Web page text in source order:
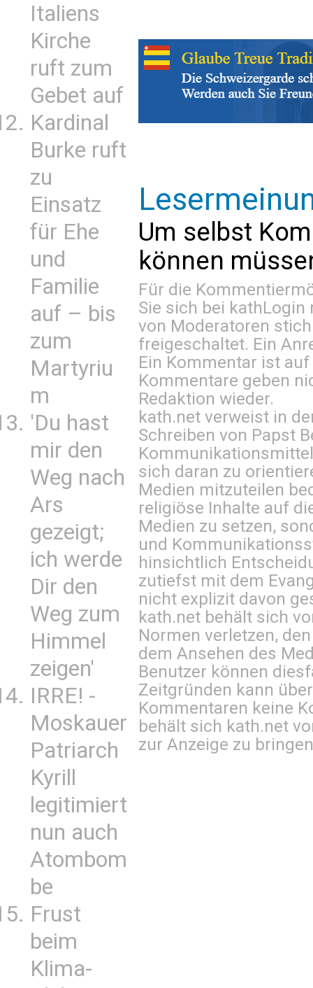
Italiens
Kirche
ruft zum
Gebet auf
Kardinal
Burke ruft
zu
Einsatz
für Ehe
und
Familie
auf – bis
zum
Martyriu
m
'Du hast
mir den
Weg nach
Ars
gezeigt;
ich werde
Dir den
Weg zum
Himmel
zeigen'
IRRE! -
Moskauer
Patriarch
Kyrill
legitimiert
nun auch
Atombom
be
Frust
beim
Klima-
Um selbst
können
Für die
Sie sich bei kathLogin
von Moderatoren
freigeschaltet. Ein
Ein Kommentar ist
Kommentare geben
Redaktion wieder.
kath.net verweist in
Schreiben von Papst
sich daran zu
Medien mitzuteilen
religiöse Inhalte auf
Medien zu setzen,
und
hinsichtlich
zutiefst mit dem
nicht explizit davon
kath.net behält sich
Normen verletzen,
dem Ansehen des
Benutzer können
Zeitgründen kann
Kommentaren keine
behält sich kath.net
zur Anzeige zu